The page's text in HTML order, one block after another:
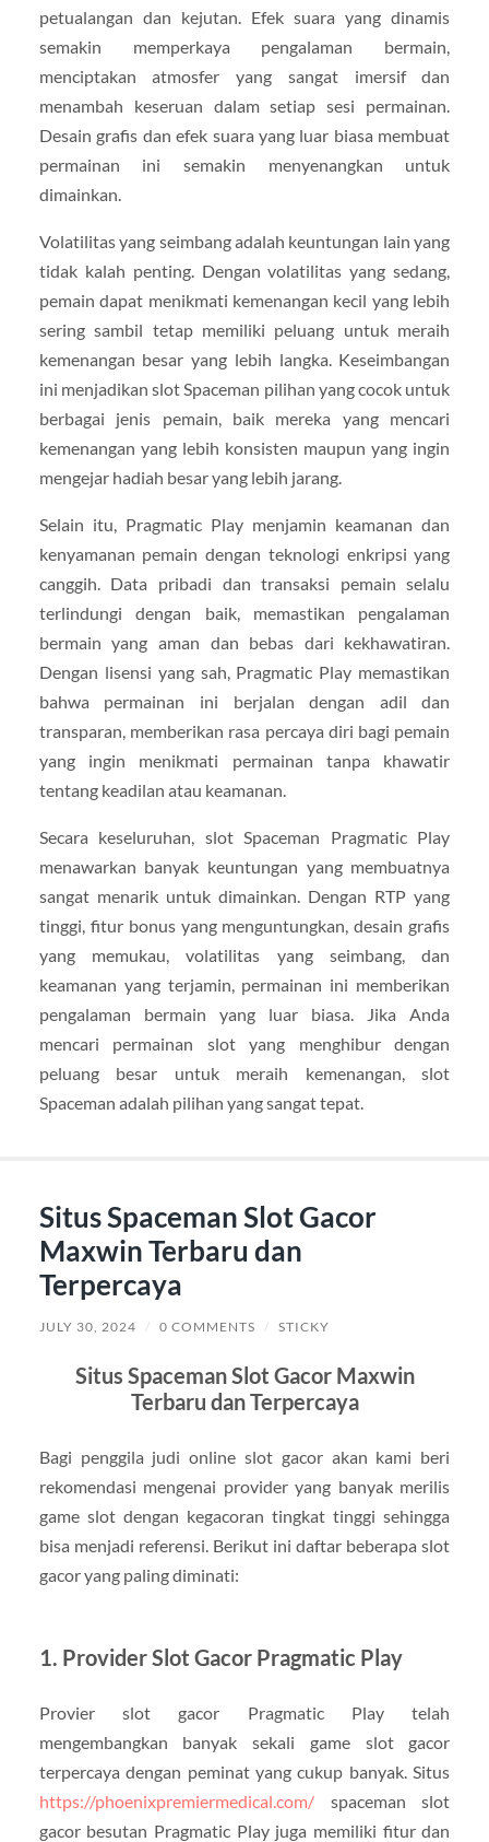
petualangan dan kejutan. Efek suara yang dinamis
semakin memperkaya pengalaman bermain,
menciptakan atmosfer yang sangat imersif dan
menambah keseruan dalam setiap sesi permainan.
Desain grafis dan efek suara yang luar biasa membuat
permainan ini semakin menyenangkan untuk
dimainkan.
Volatilitas yang seimbang adalah keuntungan lain yang
tidak kalah penting. Dengan volatilitas yang sedang,
pemain dapat menikmati kemenangan kecil yang lebih
sering sambil tetap memiliki peluang untuk meraih
kemenangan besar yang lebih langka. Keseimbangan
ini menjadikan slot Spaceman pilihan yang cocok untuk
berbagai jenis pemain, baik mereka yang mencari
kemenangan yang lebih konsisten maupun yang ingin
mengejar hadiah besar yang lebih jarang.
Selain itu, Pragmatic Play menjamin keamanan dan
kenyamanan pemain dengan teknologi enkripsi yang
canggih. Data pribadi dan transaksi pemain selalu
terlindungi dengan baik, memastikan pengalaman
bermain yang aman dan bebas dari kekhawatiran.
Dengan lisensi yang sah, Pragmatic Play memastikan
bahwa permainan ini berjalan dengan adil dan
transparan, memberikan rasa percaya diri bagi pemain
yang ingin menikmati permainan tanpa khawatir
tentang keadilan atau keamanan.
Secara keseluruhan, slot Spaceman Pragmatic Play
menawarkan banyak keuntungan yang membuatnya
sangat menarik untuk dimainkan. Dengan RTP yang
tinggi, fitur bonus yang menguntungkan, desain grafis
yang memukau, volatilitas yang seimbang, dan
keamanan yang terjamin, permainan ini memberikan
pengalaman bermain yang luar biasa. Jika Anda
mencari permainan slot yang menghibur dengan
peluang besar untuk meraih kemenangan, slot
Spaceman adalah pilihan yang sangat tepat.
Situs Spaceman Slot Gacor
Maxwin Terbaru dan
Terpercaya
JULY 30, 2024 / 0 COMMENTS / STICKY
Situs Spaceman Slot Gacor Maxwin
Terbaru dan Terpercaya
Bagi penggila judi online slot gacor akan kami beri
rekomendasi mengenai provider yang banyak merilis
game slot dengan kegacoran tingkat tinggi sehingga
bisa menjadi referensi. Berikut ini daftar beberapa slot
gacor yang paling diminati:
1. Provider Slot Gacor Pragmatic Play
Provier slot gacor Pragmatic Play telah
mengembangkan banyak sekali game slot gacor
terpercaya dengan peminat yang cukup banyak. Situs
https://phoenixpremiermedical.com/spaceman slot
gacor besutan Pragmatic Play juga memiliki fitur dan